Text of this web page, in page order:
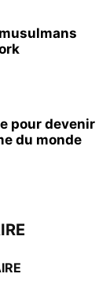
pour devenir
du monde